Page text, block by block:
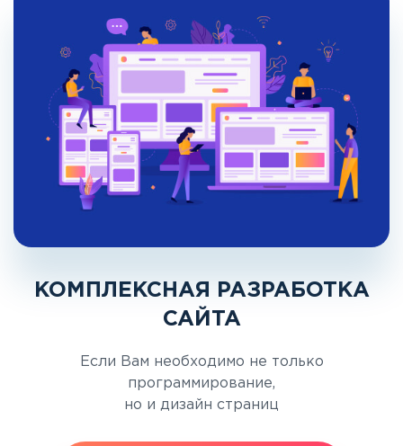
КОМПЛЕКСНАЯ РАЗРАБОТКА
САЙТА
Если Вам необходимо не только
программирование,
но и дизайн страниц